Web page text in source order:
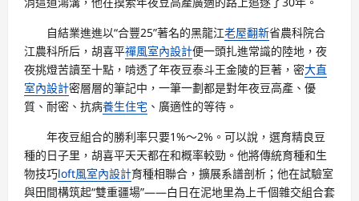
自結業進進以“合豐25”著名的黑龍江老屋翻新省農科院合
江農科所后，胡喜平禪風室內設計便一頭扎進常識的陸地，夜
夜挑燈苦讀至十點，啃透了年夜豆泰斗王金陵的巨著，密大直
室內設計密層層的筆記中，一筆一劃都是對年夜豆高產、優
質、耐密、抗病養生住宅 、廣適性的等待。
年夜豆組合的勝利率只要1%～2%。可以說，選育精良豆
種的日子里，胡喜平天天都在和概率較勁。他將傳統育種和生
物技巧loft風室內設計育種相聯合，擴展系譜剖析；他在試驗室
與田間構筑起“雙重疆場”——白日在泥地里為上千個雜交組合套